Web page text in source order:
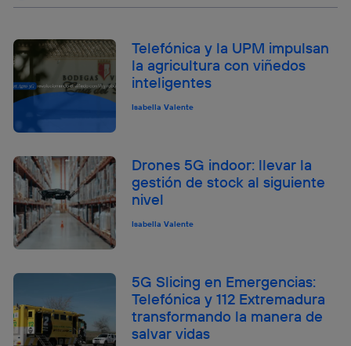
Telefónica y la UPM impulsan
la agricultura con viñedos
inteligentes
Isabella Valente
Drones 5G indoor: llevar la
gestión de stock al siguiente
nivel
Isabella Valente
5G Slicing en Emergencias:
Telefónica y 112 Extremadura
transformando la manera de
salvar vidas